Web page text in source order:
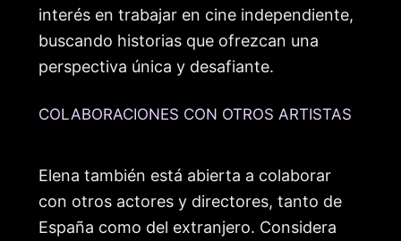
interés en trabajar en cine independiente,
buscando historias que ofrezcan una
perspectiva única y desafiante.
COLABORACIONES CON OTROS ARTISTAS
Elena también está abierta a colaborar
con otros actores y directores, tanto de
España como del extranjero. Considera